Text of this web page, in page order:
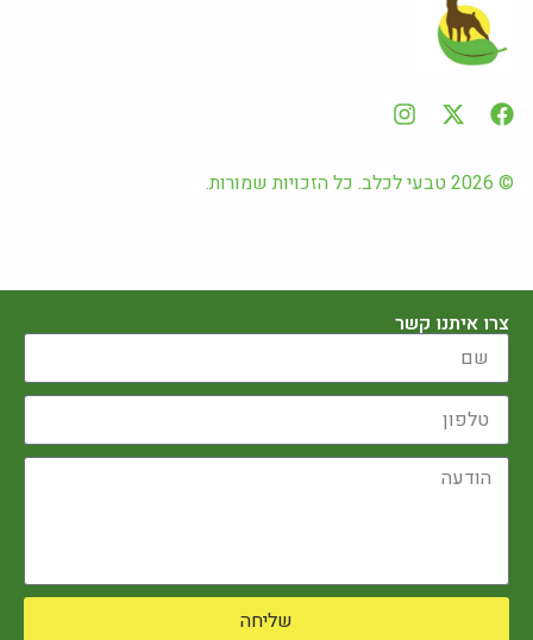
© 2026 טבעי לכלב. כל הזכויות שמורות.
צרו איתנו קשר
שליחה